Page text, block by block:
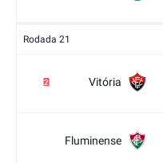
Rodada 21
Vitória
2
Fluminense